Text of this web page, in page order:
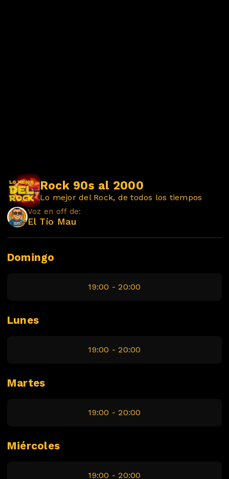
Rock 90s al 2000
Lo mejor del Rock, de todos los tiempos
Voz en off de:
El Tío Mau
Domingo
19:00 - 20:00
Lunes
19:00 - 20:00
Martes
19:00 - 20:00
Miércoles
19:00 - 20:00